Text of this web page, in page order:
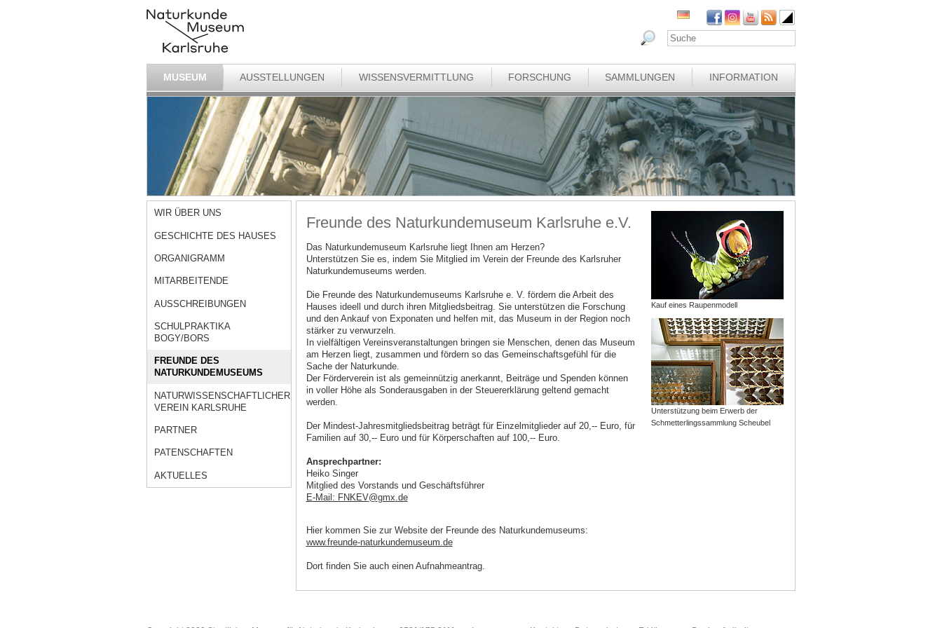
MUSEUM AUSSTELLUNGEN WISSENSVERMITTLUNG FORSCHUNG SAMMLUNGEN INFORMATION
WIR ÜBER UNS
GESCHICHTE DES HAUSES
ORGANIGRAMM
MITARBEITENDE
AUSSCHREIBUNGEN
SCHULPRAKTIKA
BOGY/BORS
FREUNDE DES
NATURKUNDEMUSEUMS
NATURWISSENSCHAFTLICHER
VEREIN KARLSRUHE
PARTNER
PATENSCHAFTEN
AKTUELLES
Freunde des Naturkundemuseum Karlsruhe e.V.
Das Naturkundemuseum Karlsruhe liegt Ihnen am Herzen?
Unterstützen Sie es, indem Sie Mitglied im Verein der Freunde des Karlsruher
Naturkundemuseums werden.
Die Freunde des Naturkundemuseums Karlsruhe e. V. fördern die Arbeit des
Hauses ideell und durch ihren Mitgliedsbeitrag. Sie unterstützen die Forschung
und den Ankauf von Exponaten und helfen mit, das Museum in der Region noch
stärker zu verwurzeln.
In vielfältigen Vereinsveranstaltungen bringen sie Menschen, denen das Museum
am Herzen liegt, zusammen und fördern so das Gemeinschaftsgefühl für die
Sache der Naturkunde.
Der Förderverein ist als gemeinnützig anerkannt, Beiträge und Spenden können
in voller Höhe als Sonderausgaben in der Steuererklärung geltend gemacht
werden.
Der Mindest-Jahresmitgliedsbeitrag beträgt für Einzelmitglieder auf 20,-- Euro, für
Familien auf 30,-- Euro und für Körperschaften auf 100,-- Euro.
Ansprechpartner:
Heiko Singer
Mitglied des Vorstands und Geschäftsführer
E-Mail: FNKEV@gmx.de
Hier kommen Sie zur Website der Freunde des Naturkundemuseums:
www.freunde-naturkundemuseum.de
Dort finden Sie auch einen Aufnahmeantrag.
Kauf eines Raupenmodell
Unterstützung beim Erwerb der
Schmetterlingssammlung Scheubel